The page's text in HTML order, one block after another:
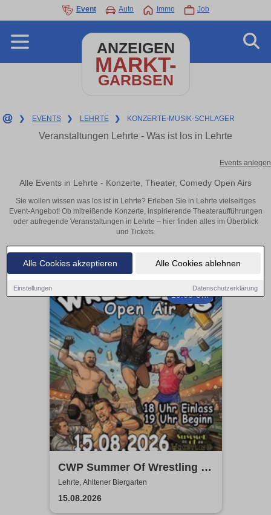
Alle Cookies akzeptieren Alle Cookies ablehnen
Einstellungen Datenschutzerklärung
Event Auto Immo Job
ANZEIGEN
MARKT-
GARBSEN
❯ EVENTS ❯ LEHRTE ❯ KONZERTE-MUSIK-SCHLAGER
Veranstaltungen Lehrte - Was ist los in Lehrte
Events anlegen
Alle Events in Lehrte - Konzerte, Theater, Comedy Open Airs
Sie wollen wissen was los ist in Lehrte? Erleben Sie in Lehrte vielseitiges
Event-Angebot! Ob mitreißende Konzerte, inspirierende Theateraufführungen
oder aufregende Veranstaltungen in Lehrte – hier finden alles im Überblick
und Tickets.
19:00 Uhr
CWP Summer Of Wrestling -
Open Air
Lehrte, Ahltener Biergarten
15.08.2026